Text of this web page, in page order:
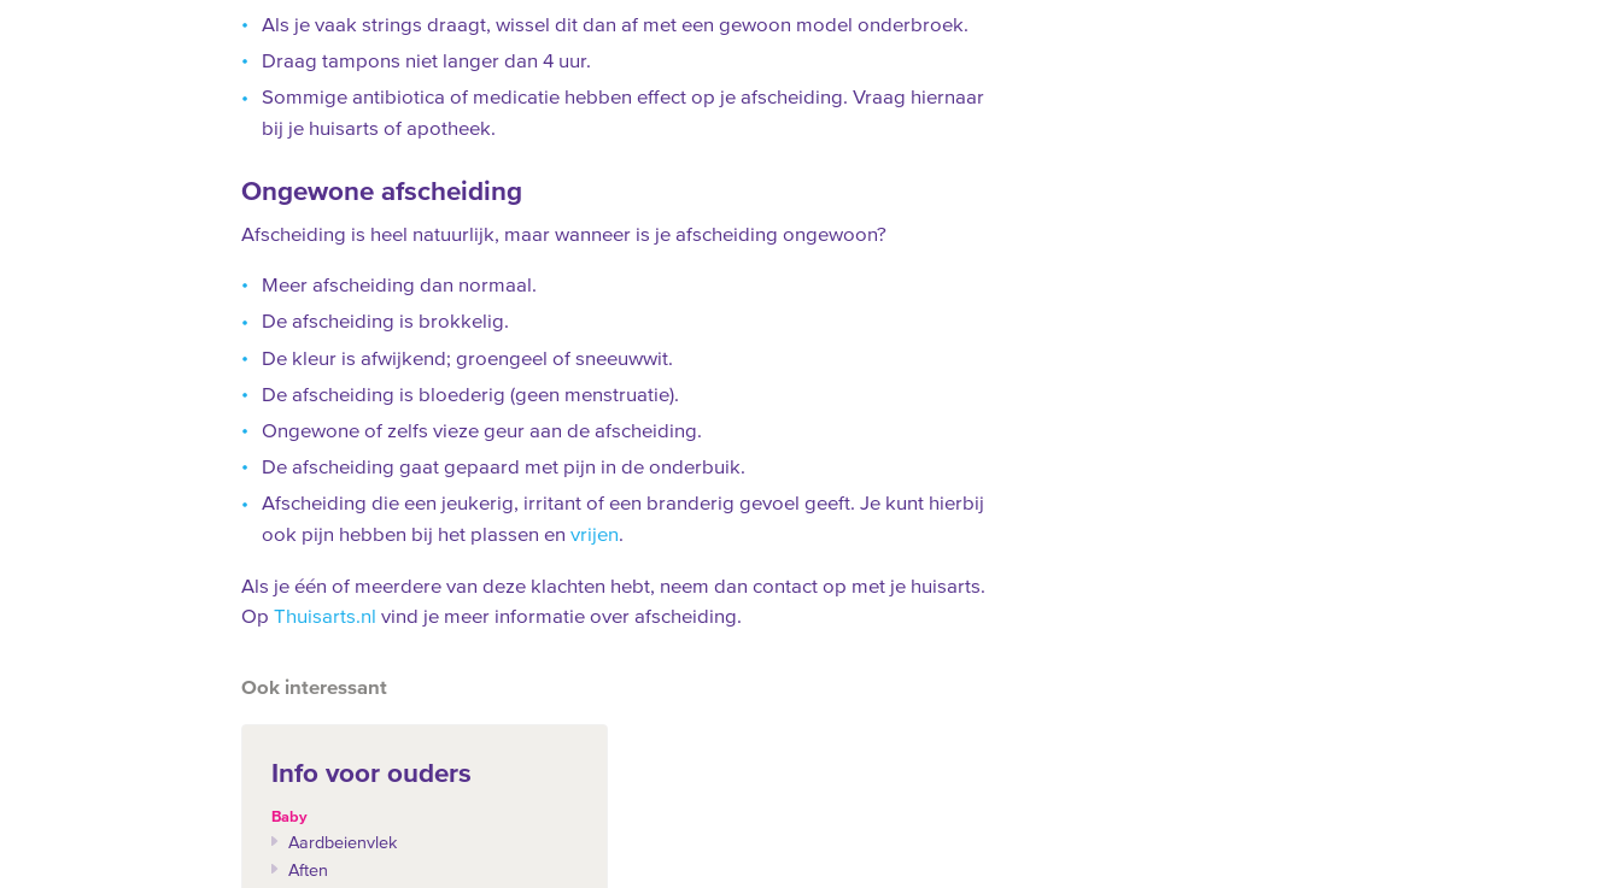
Als je vaak strings draagt, wissel dit dan af met een gewoon model onderbroek.
Draag tampons niet langer dan 4 uur.
Sommige antibiotica of medicatie hebben effect op je afscheiding. Vraag hiernaar
bij je huisarts of apotheek.
Ongewone afscheiding
Afscheiding is heel natuurlijk, maar wanneer is je afscheiding ongewoon?
Meer afscheiding dan normaal.
De afscheiding is brokkelig.
De kleur is afwijkend; groengeel of sneeuwwit.
De afscheiding is bloederig (geen menstruatie).
Ongewone of zelfs vieze geur aan de afscheiding.
De afscheiding gaat gepaard met pijn in de onderbuik.
Afscheiding die een jeukerig, irritant of een branderig gevoel geeft. Je kunt hierbij
ook pijn hebben bij het plassen en vrijen.
Als je één of meerdere van deze klachten hebt, neem dan contact op met je huisarts.
Op Thuisarts.nl vind je meer informatie over afscheiding.
Ook interessant
Info voor ouders
Baby
Aardbeienvlek
Aften